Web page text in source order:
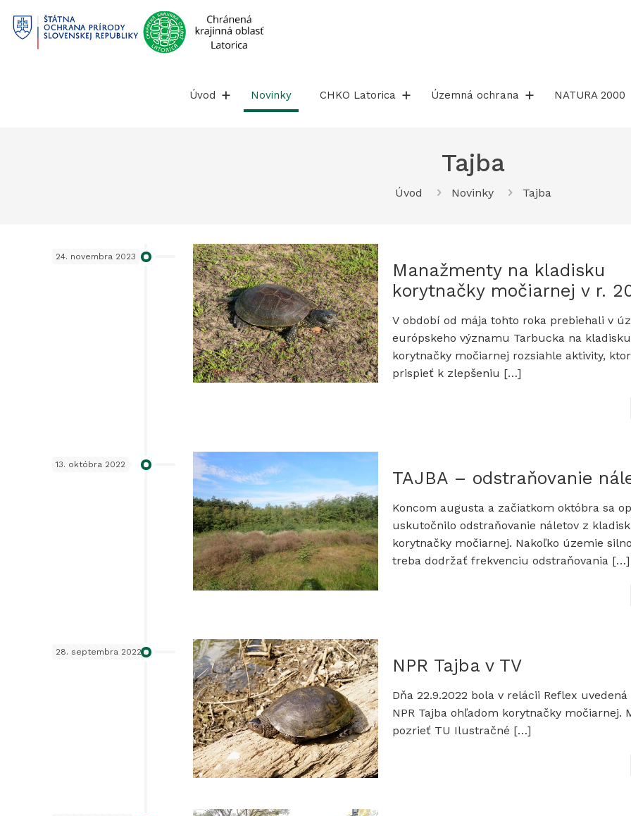
obsah
Úvod Novinky CHKO Latorica Územná ochrana NATURA 2000
Tajba
Úvod Novinky Tajba
24. novembra 2023
Manažmenty na kladisku
korytnačky močiarnej v r.
V období od mája tohto roka prebiehali v
európskeho významu Tarbucka na kladisku
korytnačky močiarnej rozsiahle aktivity,
prispieť k zlepšeniu […]
13. októbra 2022
TAJBA – odstraňovanie
Koncom augusta a začiatkom októbra sa
uskutočnilo odstraňovanie náletov z
korytnačky močiarnej. Nakoľko územie
treba dodržať frekvenciu odstraňovania[…]
28. septembra 2022
NPR Tajba v TV
Dňa 22.9.2022 bola v relácii Reflex
NPR Tajba ohľadom korytnačky močiarnej.
pozrieť TU Ilustračné […]